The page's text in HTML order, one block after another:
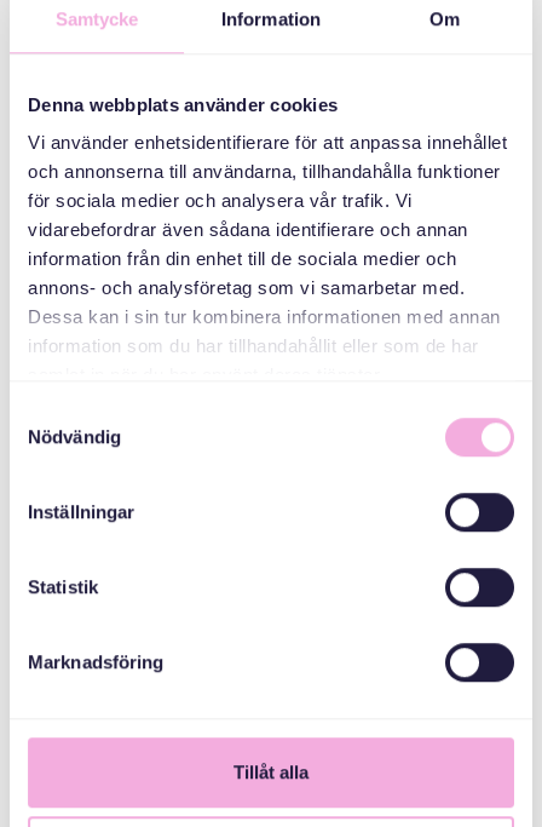
Samtycke Information Om
Denna webbplats använder cookies
Vi använder enhetsidentifierare för att anpassa innehållet
och annonserna till användarna, tillhandahålla funktioner
för sociala medier och analysera vår trafik. Vi
vidarebefordrar även sådana identifierare och annan
information från din enhet till de sociala medier och
annons- och analysföretag som vi samarbetar med.
Dessa kan i sin tur kombinera informationen med annan
information som du har tillhandahållit eller som de har
Nödvändig
Inställningar
Statistik
Marknadsföring
Tillåt alla
Svenska med baby